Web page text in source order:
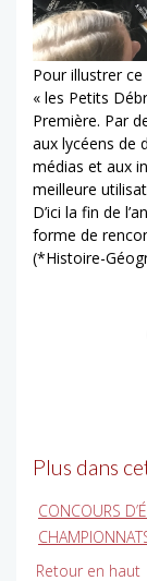
Pour illustrer ce
« les Petits
Première. Par
aux lycéens de
médias et aux
meilleure
D’ici la fin de
forme de
(*Histoire-
Plus dans
CONCOURS
Retour en haut